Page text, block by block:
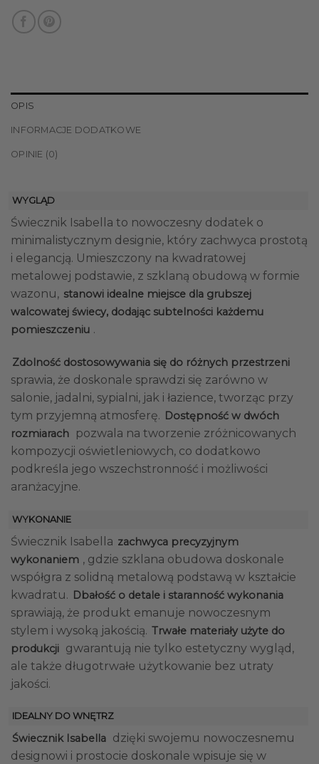
OPIS
INFORMACJE DODATKOWE
OPINIE (0)
WYGLĄD
Świecznik Isabella to nowoczesny dodatek o
minimalistycznym designie, który zachwyca prostotą
i elegancją. Umieszczony na kwadratowej
metalowej podstawie, z szklaną obudową w formie
wazonu, stanowi idealne miejsce dla grubszej
walcowatej świecy, dodając subtelności każdemu
pomieszczeniu .
Zdolność dostosowywania się do różnych przestrzeni
sprawia, że doskonale sprawdzi się zarówno w
salonie, jadalni, sypialni, jak i łazience, tworząc przy
tym przyjemną atmosferę. Dostępność w dwóch
rozmiarach
pozwala na tworzenie zróżnicowanych
kompozycji oświetleniowych, co dodatkowo
podkreśla jego wszechstronność i możliwości
aranżacyjne.
WYKONANIE
Świecznik Isabella zachwyca precyzyjnym
wykonaniem , gdzie szklana obudowa doskonale
współgra z solidną metalową podstawą w kształcie
kwadratu. Dbałość o detale i staranność wykonania
sprawiają, że produkt emanuje nowoczesnym
stylem i wysoką jakością. Trwałe materiały użyte do
produkcji gwarantują nie tylko estetyczny wygląd,
ale także długotrwałe użytkowanie bez utraty
jakości.
IDEALNY DO WNĘTRZ
Świecznik Isabella dzięki swojemu nowoczesnemu
designowi i prostocie doskonale wpisuje się w